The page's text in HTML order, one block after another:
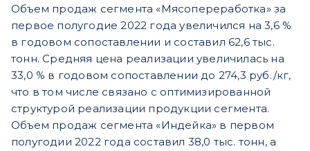
Объем продаж сегмента «Мясопереработка» за
первое полугодие 2022 года увеличился на 3,6 %
в годовом сопоставлении и составил 62,6 тыс.
тонн. Средняя цена реализации увеличилась на
33,0 % в годовом сопоставлении до 274,3 руб./кг,
что в том числе связано с оптимизированной
структурой реализации продукции сегмента.
Объем продаж сегмента «Индейка» в первом
полугодии 2022 года составил 38,0 тыс. тонн, а